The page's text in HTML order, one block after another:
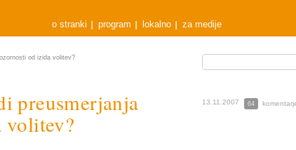
o stranki program lokalno za medije
od izida volitev?
preusmerjanja
volitev?
64
13.11.2007